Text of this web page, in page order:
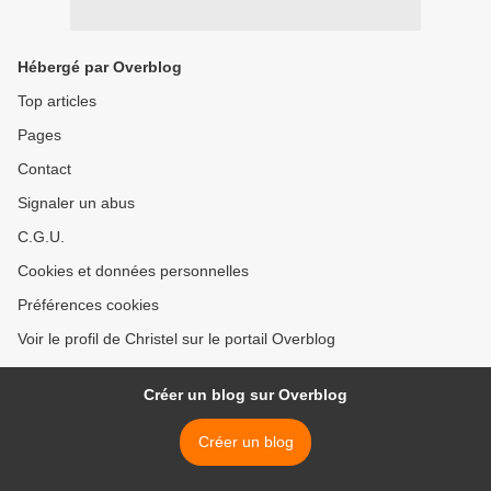
Hébergé par Overblog
Top articles
Pages
Contact
Signaler un abus
C.G.U.
Cookies et données personnelles
Préférences cookies
Voir le profil de Christel sur le portail Overblog
Créer un blog sur Overblog
Créer un blog